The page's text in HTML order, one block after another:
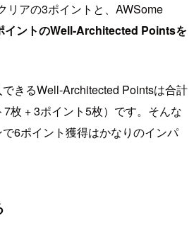
リアの3ポイントと、AWSome
イントのWell-Architected Pointsを
きるWell-Architected Pointsは合計
枚 + 3ポイント5枚）です。そんな
6ポイント獲得はかなりのインパ